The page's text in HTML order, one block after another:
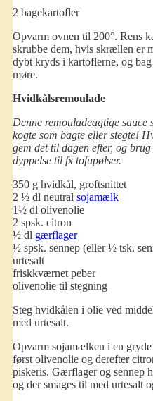
2 bagekartofler
Opvarm ovnen til 200°. Rens
skrubbe dem, hvis skrællen er
dybt kryds i kartoflerne, og
møre.
Hvidkålsremoulade
Denne remouladeagtige
kogte som bagte eller stegte!
gem det til dagen efter, og
dyppelse til fx tofupølser.
350 g hvidkål, groftsnittet
2 ½ dl neutral sojamælk
1½ dl olivenolie
2 spsk. citron
½ dl gærflager
½ spsk. sennep (eller ½ tsk.
urtesalt
friskkværnet peber
olivenolie til stegning
Steg hvidkålen i olie ved
med urtesalt.
Opvarm sojamælken i en
først olivenolie og derefter
piskeris. Gærflager og sennep
og der smages til med urtesalt